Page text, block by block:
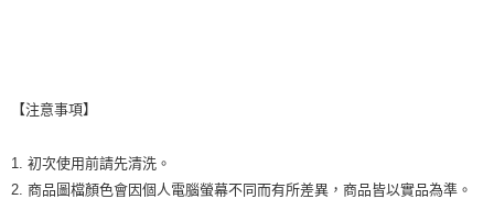
【注意事項】
1. 初次使用前請先清洗。
2. 商品圖檔顏色會因個人電腦螢幕不同而有所差異，商品皆以實品為準。